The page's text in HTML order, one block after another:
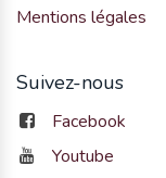
Mentions légales
Suivez-nous
Facebook
Youtube